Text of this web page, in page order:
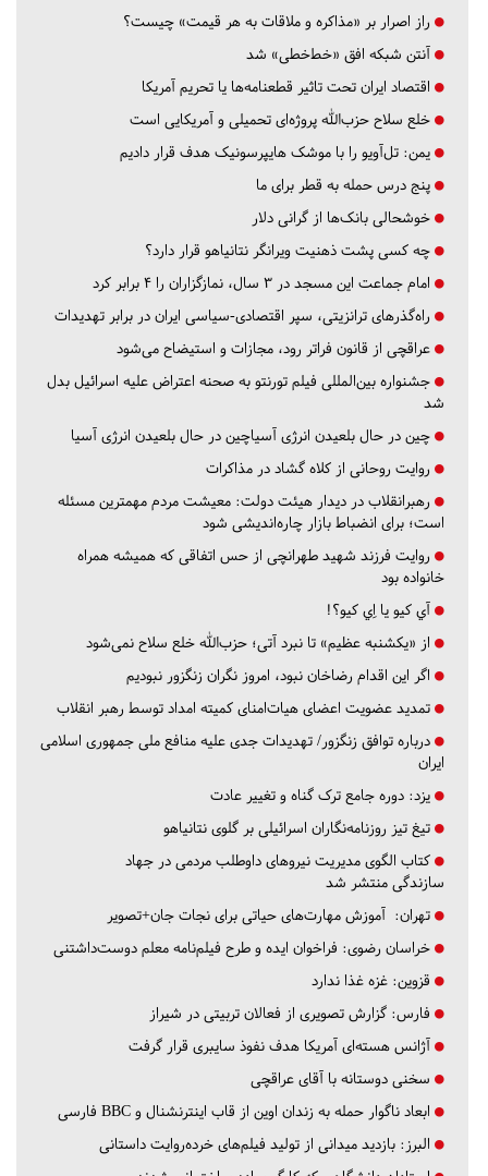
راز اصرار بر «مذاکره و ملاقات به هر قیمت» چیست؟
آنتن شبکه افق «خط‌خطی» شد
اقتصاد ایران تحت تاثیر قطعنامه‌ها یا تحریم‌ آمریکا
خلع سلاح حزب‌الله پروژه‌ای تحمیلی و آمریکایی است
یمن: تل‌آویو را با موشک هایپرسونیک هدف قرار دادیم
پنج درس‌ حمله به قطر برای ما
خوشحالی بانک‌ها از گرانی دلار
چه کسی پشت ذهنیت ویرانگر نتانیاهو قرار دارد؟
امام جماعت این مسجد در ۳ سال، نمازگزاران را ۴ برابر کرد
راه‌گذرهای ترانزیتی، سپر اقتصادی-سیاسی ایران در برابر تهدیدات
عراقچی از قانون فراتر رود، مجازات و استیضاح می‌شود
جشنواره بین‌المللی فیلم تورنتو به صحنه اعتراض علیه اسرائیل بدل
شد
چین در حال بلعیدن انرژی آسیاچین در حال بلعیدن انرژی آسیا
روایت روحانی از کلاه گشاد در مذاکرات
رهبرانقلاب در دیدار هیئت دولت: معیشت مردم مهمترین مسئله
است؛ برای انضباط بازار چاره‌اندیشی شود
روایت فرزند شهید طهرانچی از حس اتفاقی که همیشه همراه
خانواده بود
آي كيو يا اِي كيو؟!
از «یکشنبه عظیم» تا نبرد آتی؛ حزب‌الله خلع سلاح نمی‌شود
اگر این اقدام رضاخان نبود، امروز نگران زنگزور نبودیم
تمدید عضویت اعضای هیات‌امنای کمیته امداد توسط رهبر انقلاب
درباره توافق زنگزور/ تهدیدات جدی علیه منافع ملی جمهوری اسلامی
ایران
یزد: دوره جامع ترک گناه و تغییر عادت
تیغ تیز روزنامه‌نگاران اسرائیلی بر گلوی نتانیاهو
کتاب الگوی مدیریت نیروهای داوطلب مردمی در جهاد
سازندگی منتشر شد
تهران: آموزش مهارت‌های حیاتی برای نجات جان+تصویر
خراسان رضوی: فراخوان ایده و طرح فیلم‌نامه معلم دوست‌داشتنی
قزوین: غزه غذا ندارد
فارس: گزارش تصویری از فعالان تربیتی در شیراز
آژانس هسته‌ای آمریکا هدف نفوذ سایبری قرار گرفت
سخنی دوستانه با آقای عراقچی
ابعاد ناگوار حمله به زندان اوین از قاب اینترنشنال و BBC فارسی
البرز: بازدید میدانی از تولید فیلم‌های خرده‌روایت داستانی